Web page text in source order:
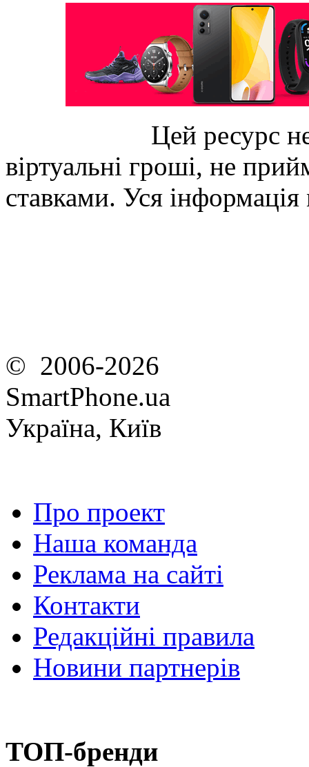
Цей ресурс
віртуальні гроші, не
ставками. Уся
© 2006-2026
SmartPhone.ua
Україна, Київ
Про проект
Наша команда
Реклама на сайті
Контакти
Редакційні правила
Новини партнерів
ТОП-бренди